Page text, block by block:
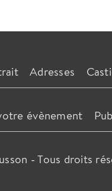
Adresses
évènement
-Tous droits